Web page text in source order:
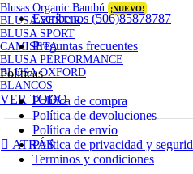
Blusas Organic Bambú ¡NUEVO!
BLUSA VESTIR
BLUSA SPORT
CAMISETA
BLUSA PERFORMANCE
BLUSA OXFORD
BLANCOS
VER TODO
ATRÁS
Escríbenos (506)85878787
Preguntas frecuentes
Políticas
Política de compra
Política de devoluciones
Política de envío
Política de privacidad y
Terminos y condiciones